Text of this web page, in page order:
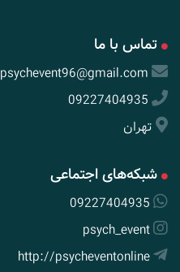
تماس با ما
psychevent96@gmail.com
09227404935
تهران
شبکه‌های اجتماعی
09227404935
psych_event
http://psycheventonline